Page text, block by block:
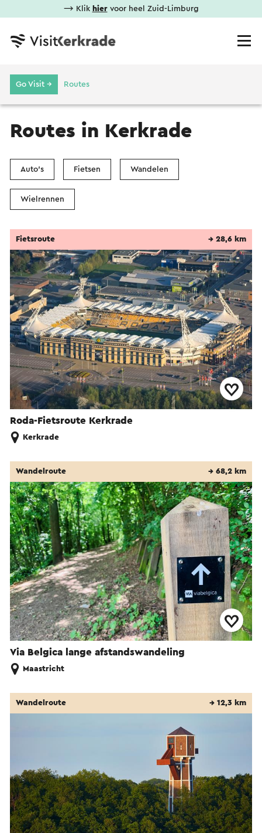
⟶ Klik hiervoor heel Zuid-Limburg
Go Visit → Routes
Routes in Kerkrade
Auto's Fietsen Wandelen
Wielrennen
Roda-Fietsroute Kerkrade
Fietsroute → 28,6 km
Kerkrade
Via Belgica lange afstandswandeling
Wandelroute → 68,2 km
Maastricht
Wandelroute → 12,3 km